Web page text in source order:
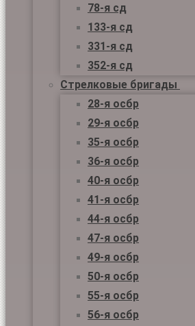
78-я сд
133-я сд
331-я сд
352-я сд
Стрелковые бригады
28-я осбр
29-я осбр
35-я осбр
36-я осбр
40-я осбр
41-я осбр
44-я осбр
47-я осбр
49-я осбр
50-я осбр
55-я осбр
56-я осбр